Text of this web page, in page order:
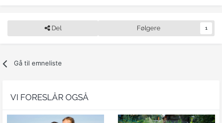
Del Følgere 1
Gå til emneliste
VI FORESLÅR OGSÅ